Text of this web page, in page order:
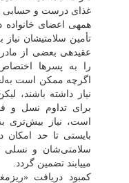
غذای درست و حسابی
همه‏ی اعضای
تأمین سلامتی‏شان
عقیده‏ی بعضی از
را به پسرها
اگرچه ممکن است
نیاز داشته باشند،
برای تداوم نسل و
است، نیاز بیش‌تری
بایستی تا حد امکان
سلامتی‌شان و
می‏یابند تضمین گردد.
کمبود دریافت